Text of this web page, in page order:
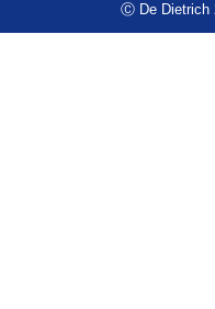
Ⓒ De Dietrich